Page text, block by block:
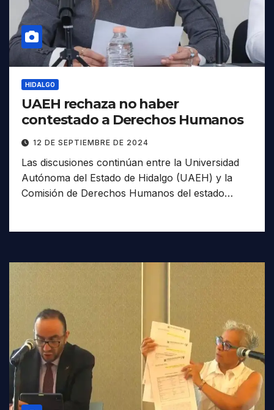
HIDALGO
UAEH rechaza no haber
contestado a Derechos Humanos
12 DE SEPTIEMBRE DE 2024
Las discusiones continúan entre la Universidad
Autónoma del Estado de Hidalgo (UAEH) y la
Comisión de Derechos Humanos del estado…